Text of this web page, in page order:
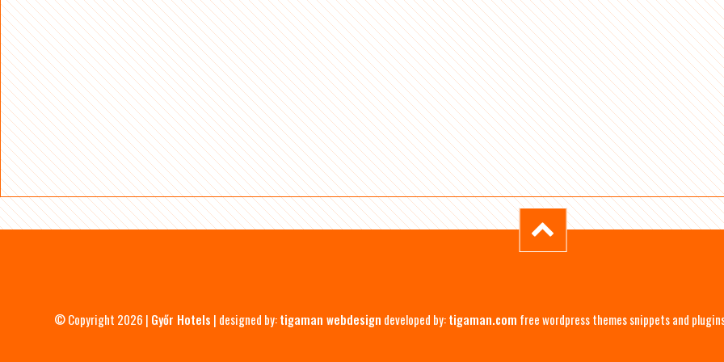
© Copyright 2026 | Győr Hotels | designed by:tigaman webdesign developed by:tigaman.com free wordpress themes snippets and